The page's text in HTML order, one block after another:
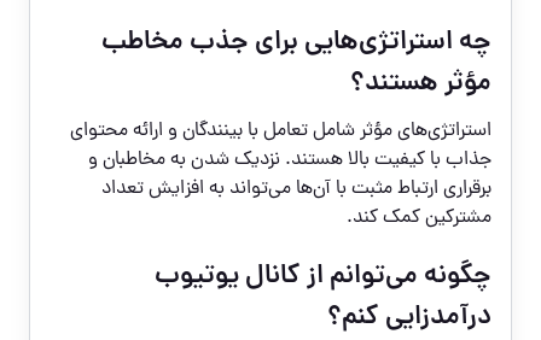
چه استراتژی‌هایی برای جذب مخاطب
مؤثر هستند؟
استراتژی‌های مؤثر شامل تعامل با بینندگان و ارائه محتوای
جذاب با کیفیت بالا هستند. نزدیک شدن به مخاطبان و
برقراری ارتباط مثبت با آن‌ها می‌تواند به افزایش تعداد
مشترکین کمک کند.
چگونه می‌توانم از کانال یوتیوب
درآمدزایی کنم؟